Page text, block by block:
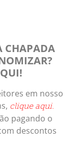
CHAPADA
em nosso
clique aqui.
pagando o
descontos